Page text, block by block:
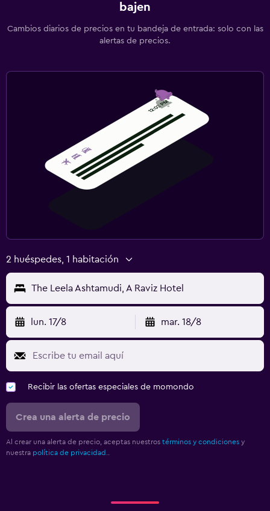
bajen
Cambios diarios de precios en tu bandeja de entrada: solo con las
alertas de precios.
2 huéspedes, 1 habitación
The Leela Ashtamudi, A Raviz Hotel
lun. 17/8 mar. 18/8
Recibir las ofertas especiales de momondo
Crea una alerta de precio
Al crear una alerta de precio, aceptas nuestros términos y condiciones y
nuestra política de privacidad.